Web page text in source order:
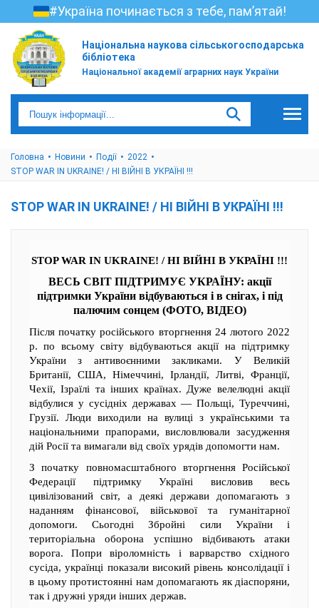
#Україна починається з тебе, пам’ятай!
Національна наукова сільськогосподарська
бібліотека
Національної академії аграрних наук України
Головна Новини Події
2022
STOP WAR IN UKRAINE! / НІ ВІЙНІ В УКРАЇНІ !!!
STOP WAR IN UKRAINE! / НІ ВІЙНІ В УКРАЇНІ !!!
STOP WAR IN UKRAINE! / НІ ВІЙНІ В УКРАЇНІ !!!
ВЕСЬ СВІТ ПІДТРИМУЄ УКРАЇНУ: акції
підтримки України відбуваються і в снігах, і під
палючим сонцем (ФОТО, ВІДЕО)
Після початку російського вторгнення 24 лютого 2022
р. по всьому світу відбуваються акції на підтримку
України з антивоєнними закликами. У Великій
Британії, США, Німеччині, Ірландії, Литві, Франції,
Чехії, Ізраїлі та інших країнах. Дуже велелюдні акції
відбулися у сусідніх державах — Польщі, Туреччині,
Грузії. Люди виходили на вулиці з українськими та
національними прапорами, висловлювали засудження
дій Росії та вимагали від своїх урядів допомогти нам.
З початку повномасштабного вторгнення Російської
Федерації підтримку Україні висловив весь
цивілізований світ, а деякі держави допомагають з
наданням фінансової, військової та гуманітарної
допомоги. Сьогодні Збройні сили України і
територіальна оборона успішно відбивають атаки
ворога. Попри віроломність і варварство східного
сусіда, українці показали високий рівень консолідації і
в цьому протистоянні нам допомагають як діаспоряни,
так і дружні уряди інших держав.